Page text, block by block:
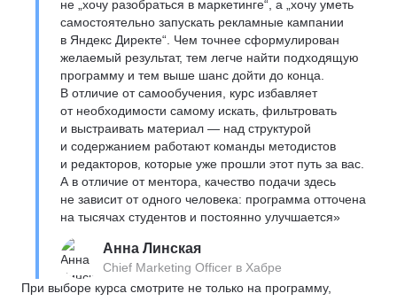
не „хочу разобраться в маркетинге“, а „хочу уметь
самостоятельно запускать рекламные кампании
в Яндекс Директе“. Чем точнее сформулирован
желаемый результат, тем легче найти подходящую
программу и тем выше шанс дойти до конца.
В отличие от самообучения, курс избавляет
от необходимости самому искать, фильтровать
и выстраивать материал — над структурой
и содержанием работают команды методистов
и редакторов, которые уже прошли этот путь за вас.
А в отличие от ментора, качество подачи здесь
не зависит от одного человека: программа отточена
на тысячах студентов и постоянно улучшается»
Анна Линская
Chief Marketing Officer в Хабре
При выборе курса смотрите не только на программу,